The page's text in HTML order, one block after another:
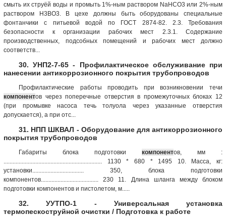
смыть их струёй воды и промыть 1%-ным раствором NaHCO3 или 2%-ным
раствором Н3ВО3. В цехе должны быть оборудованы специальные
фонтанчики с питьевой водой по ГОСТ 2874-82. 2.3. Требования
безопасности к организации рабочих мест 2.3.1. Содержание
производственных, подсобных помещений и рабочих мест должно
соответств...
30. УНП2-7-65 - Профилактическое обслуживание при
нанесении антикоррозионного покрытия трубопроводов
Профилактические работы проводить при возникновении течи
компонентов через поперечные отверстия в промежуточных блоках 12
(при промывке насоса течь толуола через указанные отверстия
допускается), а при отс...
31. НПП ШКВАЛ - Оборудование для антикоррозионного
покрытия трубопроводов
Габариты блока подготовки компонентов, мм :
................................................................. 1130 * 680 * 1495 10. Масса, кг:
установки.................................. 350, блока подготовки
компонентов...................................... 230 11. Длина шланга между блоком
подготовки компонентов и пистолетом, м.....
32. УУТПО-1 - Универсальная установка
термопескоструйной очистки / Подготовка к работе